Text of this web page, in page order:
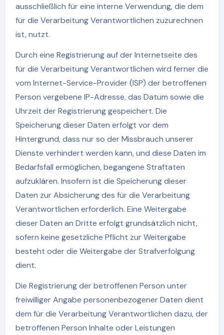
ausschließlich für eine interne Verwendung, die dem
für die Verarbeitung Verantwortlichen zuzurechnen
ist, nutzt.
Durch eine Registrierung auf der Internetseite des
für die Verarbeitung Verantwortlichen wird ferner die
vom Internet-Service-Provider (ISP) der betroffenen
Person vergebene IP-Adresse, das Datum sowie die
Uhrzeit der Registrierung gespeichert. Die
Speicherung dieser Daten erfolgt vor dem
Hintergrund, dass nur so der Missbrauch unserer
Dienste verhindert werden kann, und diese Daten im
Bedarfsfall ermöglichen, begangene Straftaten
aufzuklären. Insofern ist die Speicherung dieser
Daten zur Absicherung des für die Verarbeitung
Verantwortlichen erforderlich. Eine Weitergabe
dieser Daten an Dritte erfolgt grundsätzlich nicht,
sofern keine gesetzliche Pflicht zur Weitergabe
besteht oder die Weitergabe der Strafverfolgung
dient.
Die Registrierung der betroffenen Person unter
freiwilliger Angabe personenbezogener Daten dient
dem für die Verarbeitung Verantwortlichen dazu, der
betroffenen Person Inhalte oder Leistungen